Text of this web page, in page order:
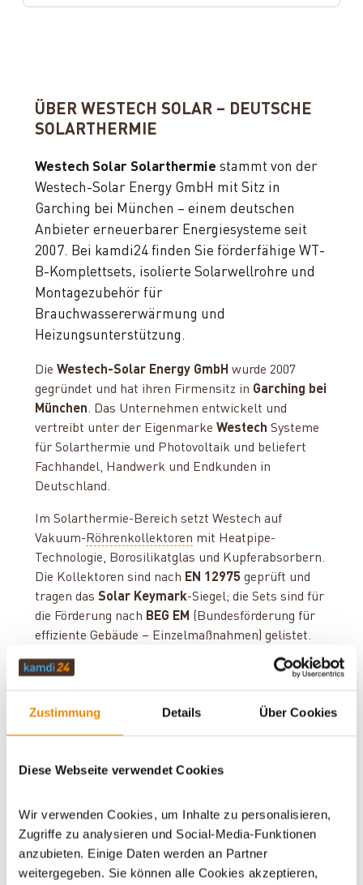
Zustimmung Details Über Cookies
Diese Webseite verwendet Cookies
Wir verwenden Cookies, um Inhalte zu personalisieren,
Zugriffe zu analysieren und Social-Media-Funktionen
anzubieten. Einige Daten werden an Partner
weitergegeben. Sie können alle Cookies akzeptieren,
ÜBER WESTECH SOLAR – DEUTSCHE
SOLARTHERMIE
Westech Solar Solarthermie stammt von der
Westech-Solar Energy GmbH mit Sitz in
Garching bei München – einem deutschen
Anbieter erneuerbarer Energiesysteme seit
2007. Bei kamdi24 finden Sie förderfähige WT-
B-Komplettsets, isolierte Solarwellrohre und
Montagezubehör für
Brauchwassererwärmung und
Heizungsunterstützung.
DieWestech-Solar Energy GmbH wurde 2007
gegründet und hat ihren Firmensitz in Garching bei
München. Das Unternehmen entwickelt und
vertreibt unter der EigenmarkeWestech Systeme
für Solarthermie und Photovoltaik und beliefert
Fachhandel, Handwerk und Endkunden in
Deutschland.
Im Solarthermie-Bereich setzt Westech auf
Vakuum- Röhrenkollektoren mit Heatpipe-
Technologie, Borosilikatglas und Kupferabsorbern.
Die Kollektoren sind nach EN 12975 geprüft und
tragen dasSolar Keymark-Siegel; die Sets sind für
die Förderung nach BEG EM (Bundesförderung für
effiziente Gebäude – Einzelmaßnahmen) gelistet.
Bei kamdi24 bündeln wir das Westech-Sortiment in
vorgedämmte
Solarwellrohre
und passendes
Komponentenwahl.
WAS ZEICHNET WESTECH SOLAR
AUS?